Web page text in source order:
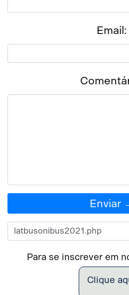
Email:
Enviar
Para se inscrever em
Clique